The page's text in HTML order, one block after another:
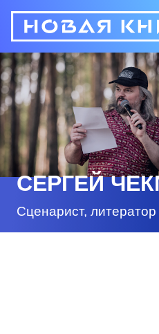
СЕРГЕЙ
Сценарист, литератор